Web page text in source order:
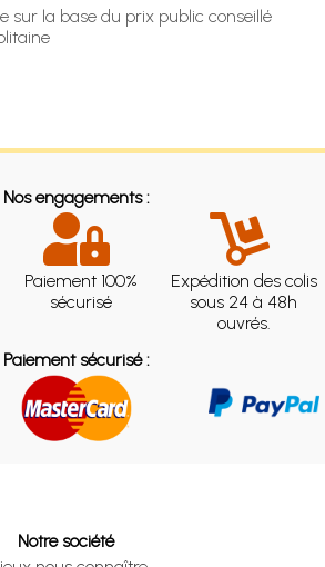
sur la base du prix public conseillé
Nos engagements :
Paiement 100%
sécurisé
Expédition des colis
sous 24 à 48h
ouvrés.
Paiement sécurisé :
Notre société